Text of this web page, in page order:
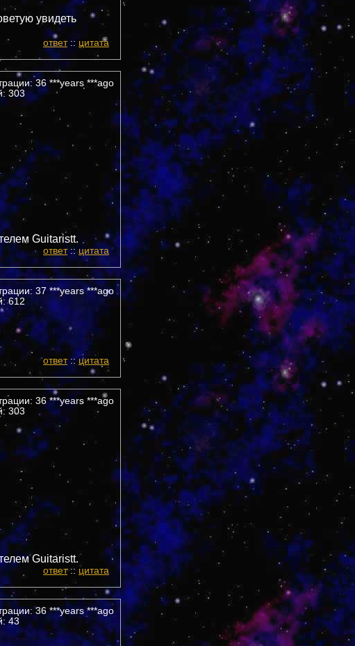
увидеть
ответ:: цитата
36 ***years ***ago
303
Guitaristt.
ответ:: цитата
37 ***years ***ago
612
ответ::цитата
36 ***years ***ago
303
Guitaristt.
ответ:: цитата
36 ***years ***ago
43